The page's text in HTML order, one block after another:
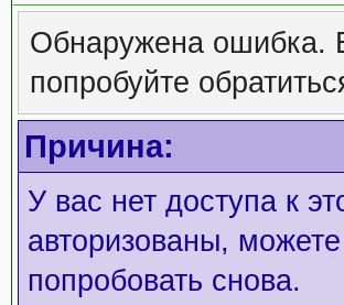
Обнаружена ошибка.
попробуйте
Причина:
У вас нет доступа к
авторизованы,
попробовать снова.